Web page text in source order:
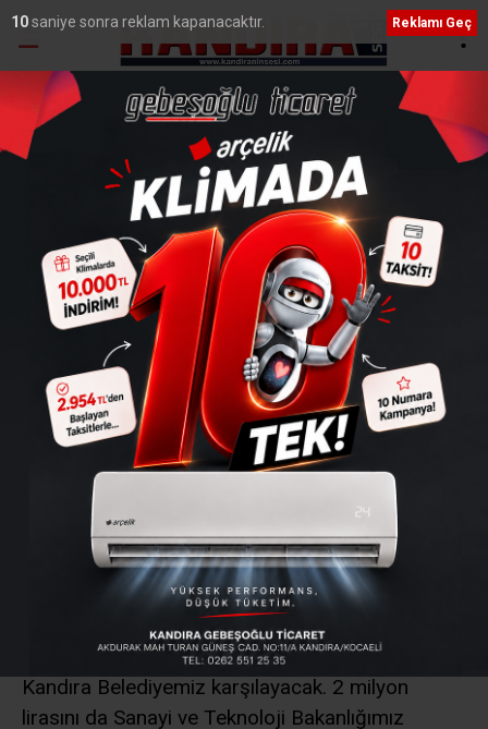
Ana Sayfa›Genel
Sanayi ve Teknoloji
Bakanlığı'ndan Kandıra'ya
2 milyon lira hibe
Kandıra Belediye Meclisi, 2 milyon 360 bin lira
projeyi oy birliğiyle kabul edildi. 360 bin lirasını
Kandıra Belediyemiz karşılayacak. 2 milyon
lirasını da Sanayi ve Teknoloji Bakanlığımız
9saniye sonra reklam kapanacaktır. Reklamı Geç